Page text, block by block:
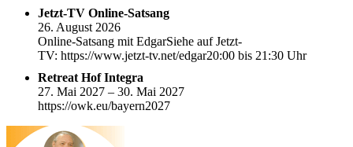
Jetzt-TV Online-Satsang
26. August 2026
Online-Satsang mit EdgarSiehe auf Jetzt-
TV: https://www.jetzt-tv.net/edgar20:00 bis 21:30 Uhr
Retreat Hof Integra
27. Mai 2027 – 30. Mai 2027
https://owk.eu/bayern2027